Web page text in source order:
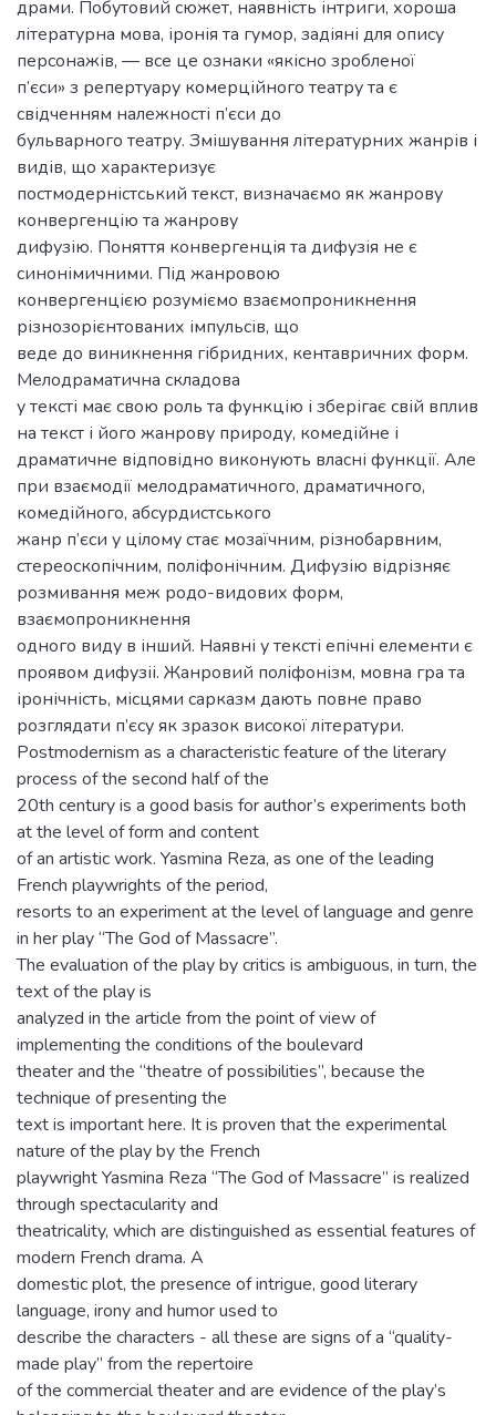
драми. Побутовий сюжет, наявність інтриги, хороша
літературна мова, іронія та гумор, задіяні для опису
персонажів, — все це ознаки «якісно зробленої
п’єси» з репертуару комерційного театру та є
свідченням належності п’єси до
бульварного театру. Змішування літературних жанрів і
видів, що характеризує
постмодерністський текст, визначаємо як жанрову
конвергенцію та жанрову
дифузію. Поняття конвергенція та дифузія не є
синонімичними. Під жанровою
конвергенцією розуміємо взаємопроникнення
різнозорієнтованих імпульсів, що
веде до виникнення гібридних, кентавричних форм.
Мелодраматична складова
у тексті має свою роль та функцію і зберігає свій вплив
на текст і його жанрову природу, комедійне і
драматичне відповідно виконують власні функції. Але
при взаємодії мелодраматичного, драматичного,
комедійного, абсурдистського
жанр п’єси у цілому стає мозаїчним, різнобарвним,
стереоскопічним, поліфонічним. Дифузію відрізняє
розмивання меж родо-видових форм,
взаємопроникнення
одного виду в інший. Наявні у тексті епічні елементи є
проявом дифузіі. Жанровий поліфонізм, мовна гра та
іронічність, місцями сарказм дають повне право
розглядати п’єсу як зразок високої літератури.
Postmodernism as a characteristic feature of the literary
process of the second half of the
20th century is a good basis for author’s experiments both
at the level of form and content
of an artistic work. Yasmina Reza, as one of the leading
French playwrights of the period,
resorts to an experiment at the level of language and genre
in her play “The God of Massacre”.
The evaluation of the play by critics is ambiguous, in turn, the
text of the play is
analyzed in the article from the point of view of
implementing the conditions of the boulevard
theater and the “theatre of possibilities”, because the
technique of presenting the
text is important here. It is proven that the experimental
nature of the play by the French
playwright Yasmina Reza “The God of Massacre” is realized
through spectacularity and
theatricality, which are distinguished as essential features of
modern French drama. A
domestic plot, the presence of intrigue, good literary
language, irony and humor used to
describe the characters - all these are signs of a “quality-
made play” from the repertoire
of the commercial theater and are evidence of the play’s